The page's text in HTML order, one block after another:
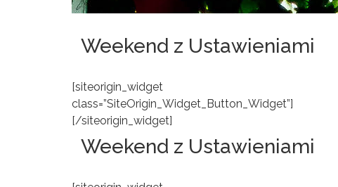
Weekend z Ustawieniami
[siteorigin_widget
class=”SiteOrigin_Widget_Button_Widget”]
[/siteorigin_widget]
Weekend z Ustawieniami